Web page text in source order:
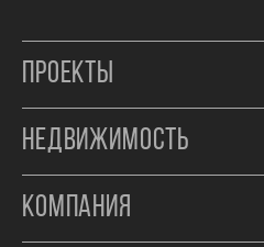
ПРОЕКТЫ
НЕДВИЖИМОСТЬ
КОМПАНИЯ